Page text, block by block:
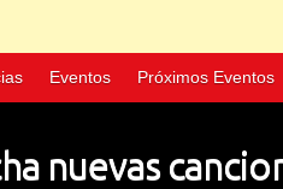
Eventos Próximos Eventos
nuevas